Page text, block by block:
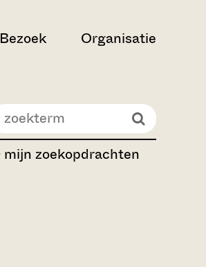
Bezoek Organisatie
mijn zoekopdrachten